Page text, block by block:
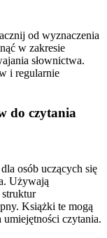
od wyznaczenia
w zakresie
słownictwa.
i regularnie
do czytania
osób uczących się
Używają
Książki te mogą
czytania.